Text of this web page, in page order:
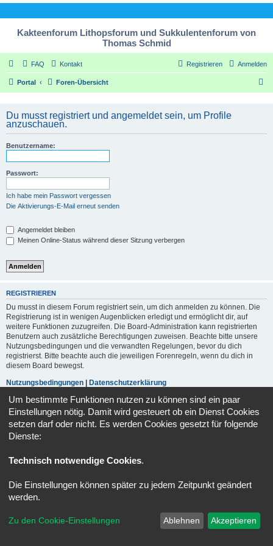
Kakteenforum Lithopsforum und Sukkulentenforum von
Thomas Schmid
FAQ Kontakt Anmelden
Registrieren
Portal Foren-Übersicht
Du musst registriert und angemeldet sein, um Profile
anzuschauen.
Benutzername:
Passwort:
Ich habe mein Passwort vergessen
Die Aktivierungs-E-Mail erneut senden
Angemeldet bleiben
Meinen Online-Status während dieser Sitzung verbergen
REGISTRIEREN
Du musst in diesem Forum registriert sein, um dich anmelden zu können. Die
Registrierung ist in wenigen Augenblicken erledigt und ermöglicht dir, auf
weitere Funktionen zuzugreifen. Die Board-Administration kann registrierten
Benutzern auch zusätzliche Berechtigungen zuweisen. Beachte bitte unsere
Nutzungsbedingungen und die verwandten Regelungen, bevor du dich
registrierst. Bitte beachte auch die jeweiligen Forenregeln, wenn du dich in
diesem Board bewegst.
Nutzungsbedingungen
Datenschutzerklärung
Registrieren
Powered byphpBB ® Forum Software © phpBB Limited
Datenschutz|Nutzungsbedingungen
Um bestimmte Funktionen nutzen zu können sind ein paar
Einstellungen nötig. Damit wird gesteuert ob ein Dienst Cookies
setzen darf oder nicht. Es werden Cookies gesetzt für folgende
Dienste:
Technisch notwendige Cookies.
Die Einstellungen können später zu jedem Zeitpunkt geändert
werden.
Zu den Cookie-Einstellungen Ablehnen Akzeptieren